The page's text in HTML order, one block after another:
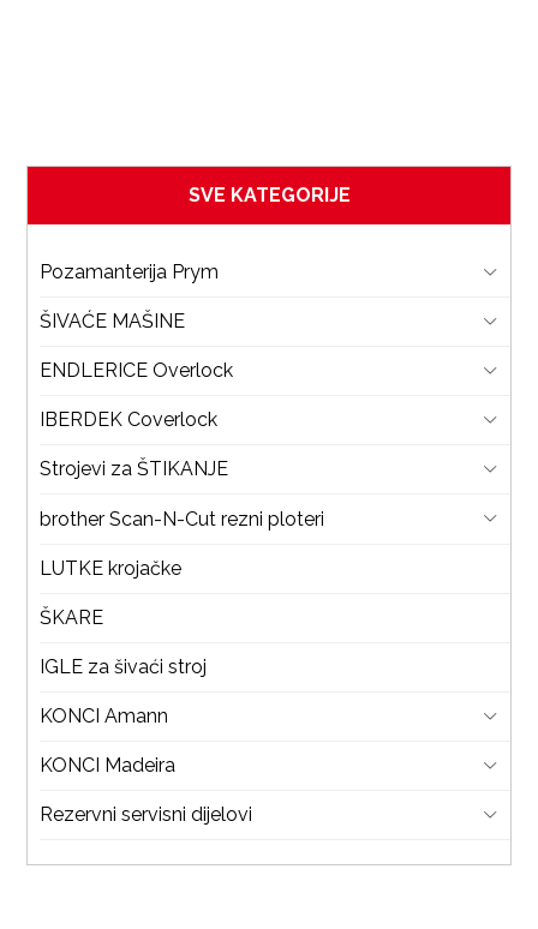
SVE KATEGORIJE
Pozamanterija Prym
ŠIVAĆE MAŠINE
ENDLERICE Overlock
IBERDEK Coverlock
Strojevi za ŠTIKANJE
brother Scan-N-Cut rezni ploteri
LUTKE krojačke
ŠKARE
IGLE za šivaći stroj
KONCI Amann
KONCI Madeira
Rezervni servisni dijelovi